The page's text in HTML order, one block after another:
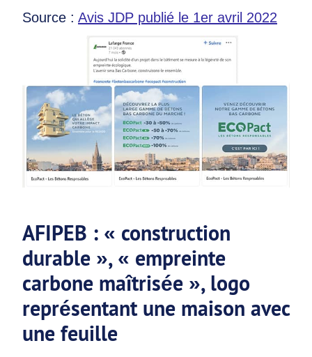
Source : Avis JDP publié le 1er avril 2022
AFIPEB : « construction
durable », « empreinte
carbone maîtrisée », logo
représentant une maison avec
une feuille